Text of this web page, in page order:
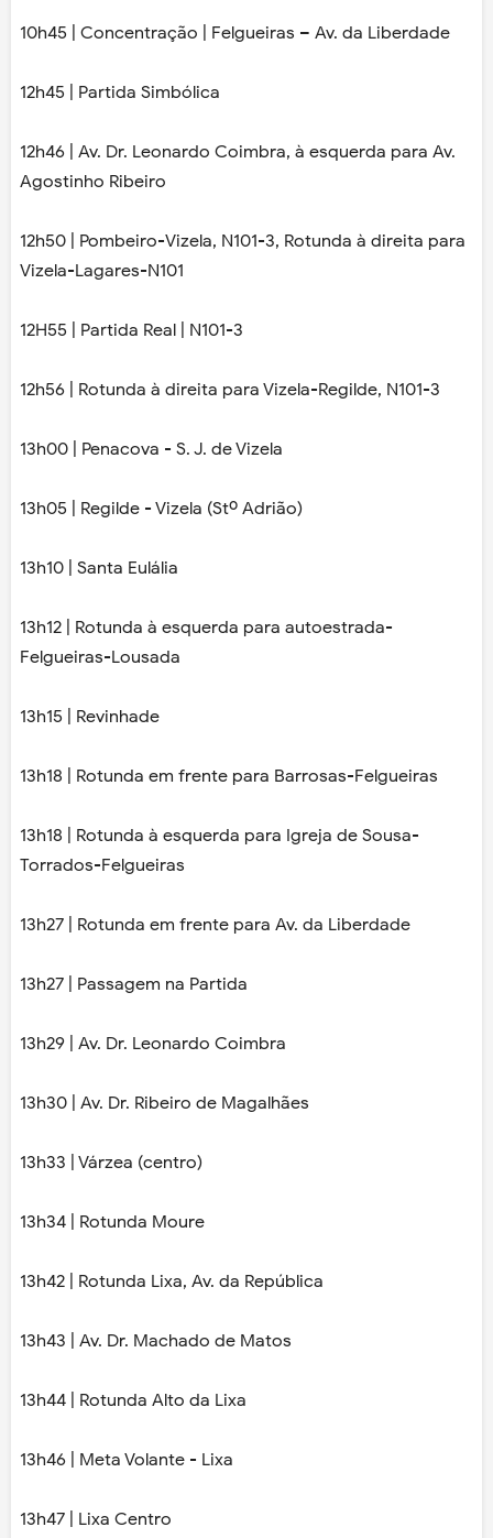
10h45 | Concentração | Felgueiras – Av. da Liberdade
12h45 | Partida Simbólica
12h46 | Av. Dr. Leonardo Coimbra, à esquerda para Av.
Agostinho Ribeiro
12h50 | Pombeiro-Vizela, N101-3, Rotunda à direita para
Vizela-Lagares-N101
12H55 | Partida Real | N101-3
12h56 | Rotunda à direita para Vizela-Regilde, N101-3
13h00 | Penacova - S. J. de Vizela
13h05 | Regilde - Vizela (Stº Adrião)
13h10 | Santa Eulália
13h12 | Rotunda à esquerda para autoestrada-
Felgueiras-Lousada
13h15 | Revinhade
13h18 | Rotunda em frente para Barrosas-Felgueiras
13h18 | Rotunda à esquerda para Igreja de Sousa-
Torrados-Felgueiras
13h27 | Rotunda em frente para Av. da Liberdade
13h27 | Passagem na Partida
13h29 | Av. Dr. Leonardo Coimbra
13h30 | Av. Dr. Ribeiro de Magalhães
13h33 | Várzea (centro)
13h34 | Rotunda Moure
13h42 | Rotunda Lixa, Av. da República
13h43 | Av. Dr. Machado de Matos
13h44 | Rotunda Alto da Lixa
13h46 | Meta Volante - Lixa
13h47 | Lixa Centro